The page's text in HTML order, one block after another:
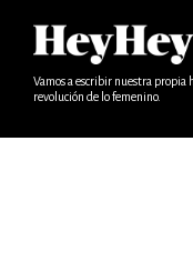
Vamos a escribir nuestra propia
revolución de lo femenino.